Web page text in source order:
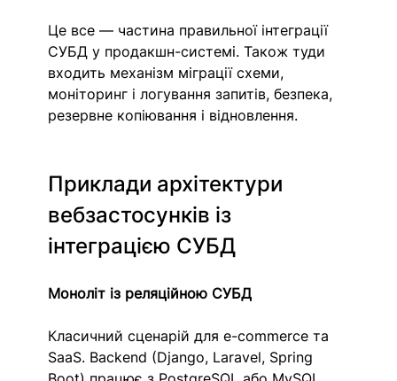
Це все — частина правильної інтеграції
СУБД у продакшн-системі. Також туди
входить механізм міграції схеми,
моніторинг і логування запитів, безпека,
резервне копіювання і відновлення.
Приклади архітектури
вебзастосунків із
інтеграцією СУБД
Моноліт із реляційною СУБД
Класичний сценарій для e-commerce та
SaaS. Backend (Django, Laravel, Spring